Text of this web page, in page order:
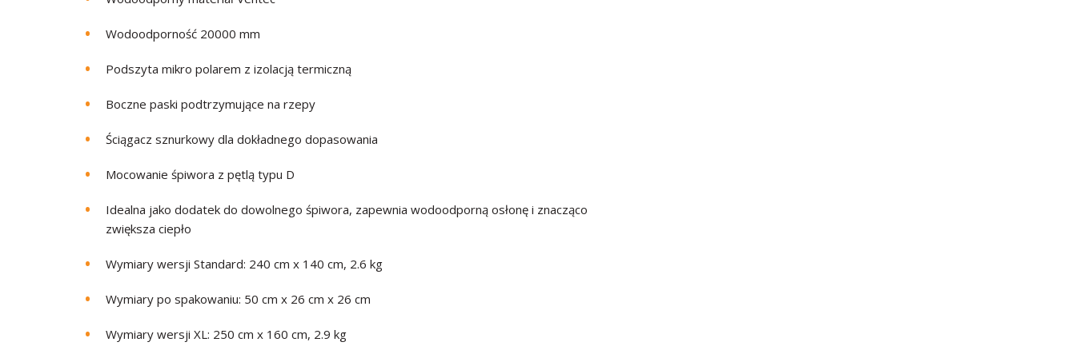
Wodoodporność 20000 mm
Podszyta mikro polarem z izolacją termiczną
Boczne paski podtrzymujące na rzepy
Ściągacz sznurkowy dla dokładnego dopasowania
Mocowanie śpiwora z pętlą typu D
Idealna jako dodatek do dowolnego śpiwora, zapewnia wodoodporną osłonę i znacząco
zwiększa ciepło
Wymiary wersji Standard: 240 cm x 140 cm, 2.6 kg
Wymiary po spakowaniu: 50 cm x 26 cm x 26 cm
Wymiary wersji XL: 250 cm x 160 cm, 2.9 kg